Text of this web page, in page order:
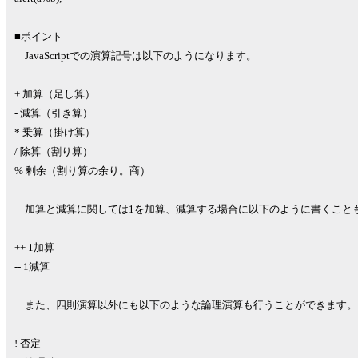
■ポイント
JavaScriptでの演算記号は以下のようになります。
+ 加算（足し算）
- 減算（引き算）
* 乗算（掛け算）
/ 除算（割り算）
% 剰余（割り算の余り。商）
加算と減算に関しては1を加算、減算する場合に以下のように書くこと
++ 1加算
-- 1減算
また、四則演算以外にも以下のような論理演算も行うことができます。
! 否定